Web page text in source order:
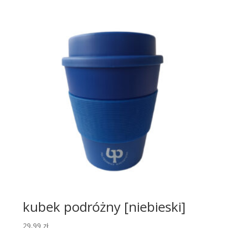
kubek podróżny [niebieski]
29,99 zł